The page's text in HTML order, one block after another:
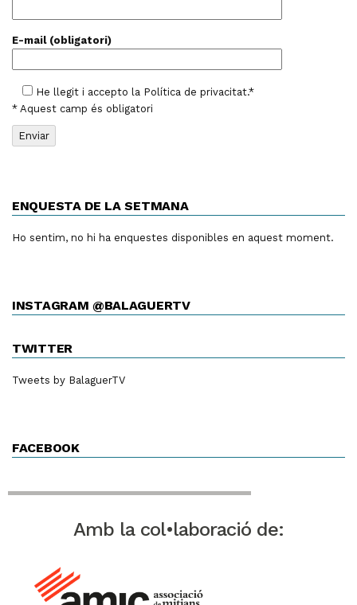
E-mail (obligatori)
He llegit i accepto la Política de privacitat.*
* Aquest camp és obligatori
ENQUESTA DE LA SETMANA
Ho sentim, no hi ha enquestes disponibles en aquest moment.
INSTAGRAM @BALAGUERTV
TWITTER
Tweets by BalaguerTV
FACEBOOK
Amb la col•laboració de: